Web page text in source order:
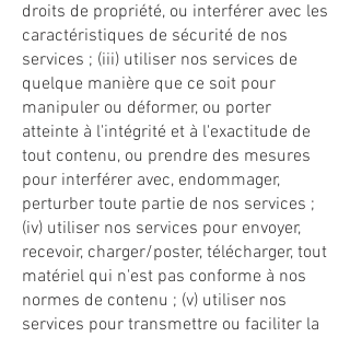
droits de propriété, ou interférer avec les
caractéristiques de sécurité de nos
services ; (iii) utiliser nos services de
quelque manière que ce soit pour
manipuler ou déformer, ou porter
atteinte à l'intégrité et à l'exactitude de
tout contenu, ou prendre des mesures
pour interférer avec, endommager,
perturber toute partie de nos services ;
(iv) utiliser nos services pour envoyer,
recevoir, charger/poster, télécharger, tout
matériel qui n'est pas conforme à nos
normes de contenu ; (v) utiliser nos
services pour transmettre ou faciliter la